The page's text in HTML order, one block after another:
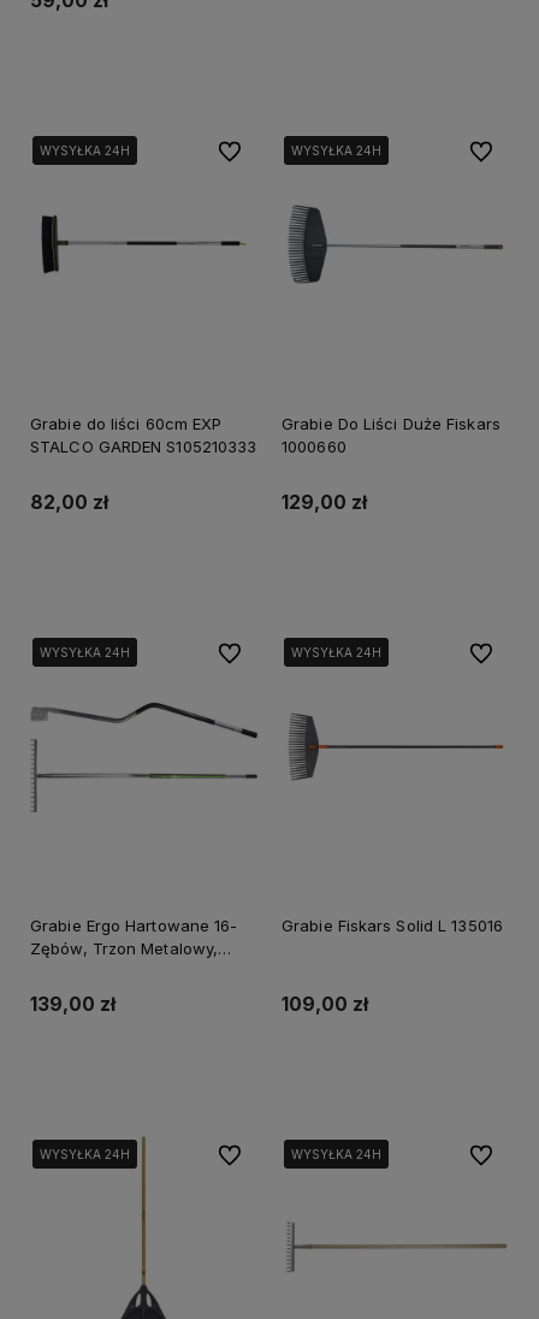
WYSYŁKA 24H
WYSYŁKA 24H
Grabie do liści 60cm EXP
STALCO GARDEN S105210333
82,00 zł
Do ulubionychWYSYŁKA 24H
WYSYŁKA 24H
WYSYŁKA 24H
Grabie Do Liści Duże Fiskars
1000660
129,00 zł
Do
WYSYŁKA 24H
WYSYŁKA 24H
WYSYŁKA 24H
Grabie Ergo Hartowane 16-
Zębów, Trzon Metalowy,
Perfect S-74009
139,00 zł
Do ulubionychWYSYŁKA 24H
WYSYŁKA 24H
WYSYŁKA 24H
Grabie Fiskars Solid L 135016
109,00 zł
Do
WYSYŁKA 24H
WYSYŁKA 24H
WYSYŁKA 24H Do ulubionychWYSYŁKA 24H
WYSYŁKA 24H
WYSYŁKA 24H Do